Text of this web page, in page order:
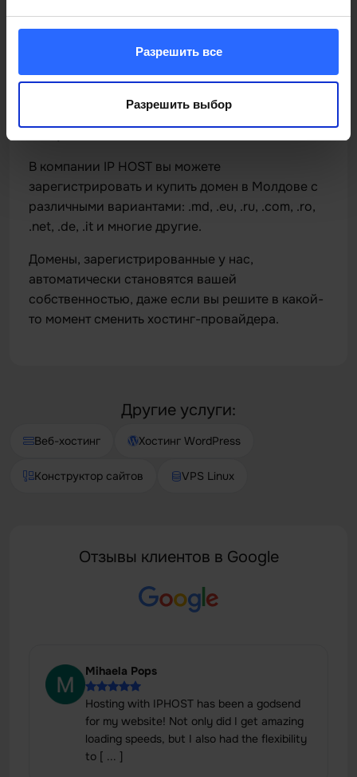
Разрешить все
Разрешить выбор
Сегодня все вращается вокруг виртуального
мира, и очень трудно, даже во вред себе, не
обнаружить себя в Интернете. А для того, чтобы
ваши клиенты могли быстро найти вас и
вам нужен сайт с запоминающимся и очень
В компании IP HOST вы можете
зарегистрировать и купить домен в Молдове с
различными вариантами: .md, .eu, .ru, .com, .ro,
.net, .de, .it и многие другие.
Домены, зарегистрированные у нас,
автоматически становятся вашей
собственностью, даже если вы решите в какой-
то момент сменить хостинг-провайдера.
Другие услуги:
Веб-хостинг Хостинг WordPress
Конструктор сайтов VPS Linux
Отзывы клиентов в Google
Mihaela Pops
Hosting with IPHOST has been a godsend
for my website! Not only did I get amazing
loading speeds, but I also had the flexibility
to [ ... ]